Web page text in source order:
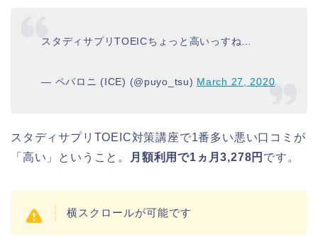
スタディサプリTOEICちょっと高いっすね…
— ペパロニ (ICE) (@puyo_tsu) March 27, 2020
スタディサプリTOEIC対策講座で1番多い悪い口コミが
「高い」ということ。
月額利用で1ヵ月3,278円 です。
横スクロールが可能です